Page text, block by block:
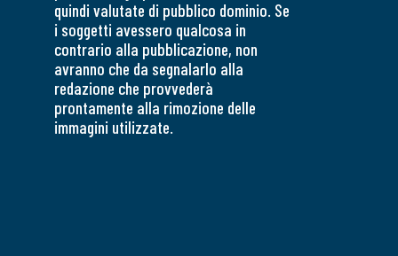
quindi valutate di pubblico dominio. Se
i soggetti avessero qualcosa in
contrario alla pubblicazione, non
avranno che da segnalarlo alla
redazione che provvederà
prontamente alla rimozione delle
immagini utilizzate.